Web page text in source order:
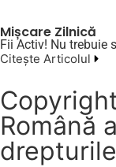
Mișcare Zilnică
Fii Activ! Nu trebuie
Citește Articolul
Română